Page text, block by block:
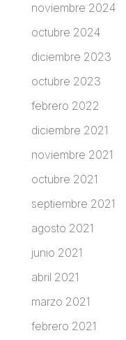
noviembre 2024
octubre 2024
diciembre 2023
octubre 2023
febrero 2022
diciembre 2021
noviembre 2021
octubre 2021
septiembre 2021
agosto 2021
junio 2021
abril 2021
marzo 2021
febrero 2021